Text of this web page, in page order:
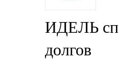
ИДЕЛЬ
долгов